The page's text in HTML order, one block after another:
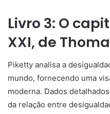
Livro 3: O
XXI, de
Piketty analisa a
mundo, fornecendo uma
moderna. Dados
da relação entre